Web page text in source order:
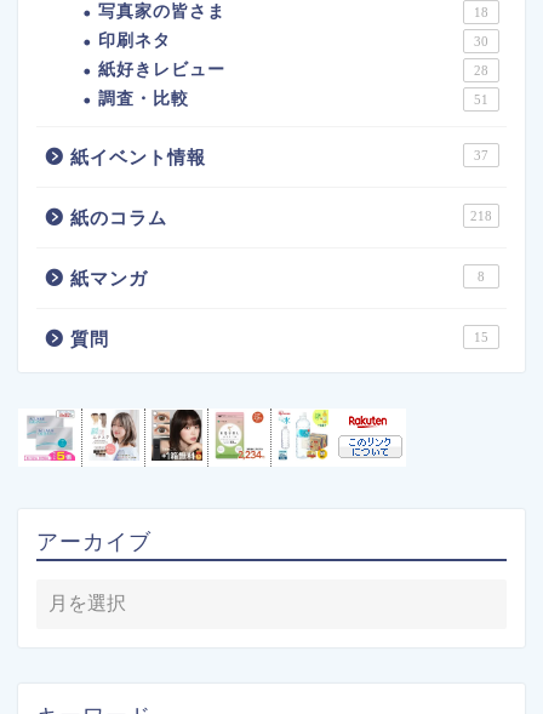
写真家の皆さま 18
印刷ネタ 30
紙好きレビュー 28
調査・比較 51
紙イベント情報 37
紙のコラム 218
紙マンガ 8
質問 15
アーカイブ